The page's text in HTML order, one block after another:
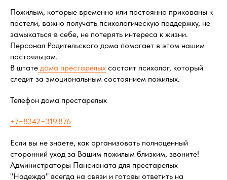
Пожилым, которые временно или постоянно прикованы к
постели, важно получать психологическую поддержку, не
замыкаться в себе, не потерять интереса к жизни.
Персонал Родительского дома помогает в этом нашим
постояльцам.
В штате дома престарелых состоит психолог, который
следит за эмоциональным состоянием пожилых.
Телефон дома престарелых
+7−8342−319 876
Если вы не знаете, как организовать полноценный
сторонний уход за Вашим пожилым близким, звоните!
Администраторы Пансионата для престарелых
"Надежда" всегда на связи и готовы ответить на